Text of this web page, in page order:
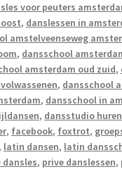
voor peuters
, danslessen in
amstelveenseweg
, dansschool
amsterdam oud zuid,
, dansschool
, dansschool in
, dansstudio
, facebook, foxtrot,
, latin dansen, latin
dansles, prive danslessen,